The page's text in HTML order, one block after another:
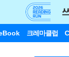
크레마클럽